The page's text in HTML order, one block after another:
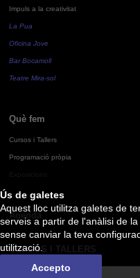
Ús de galetes
Aquest lloc utilitza galetes de
serveis a partir de l'anàlisi de
sense canviar la teva
utilització.
Accepto
Impuls a la creativitat
La Pua
Oficina Jove
Bar Bocamoll
Teatre Mira-sol
Què fem
Cursos i Tallers
Programació pròpia
Agenda
CURSOS I TALLERS